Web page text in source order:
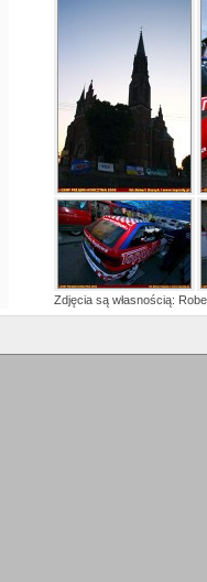
Zdjęcia są własnością: